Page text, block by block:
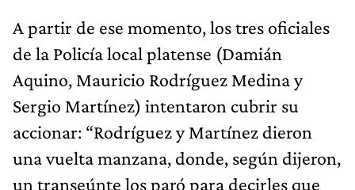
A partir de ese momento, los tres oficiales
de la Policía local platense (Damián
Aquino, Mauricio Rodríguez Medina y
Sergio Martínez) intentaron cubrir su
accionar: “Rodríguez y Martínez dieron
una vuelta manzana, donde, según dijeron,
un transeúnte los paró para decirles que